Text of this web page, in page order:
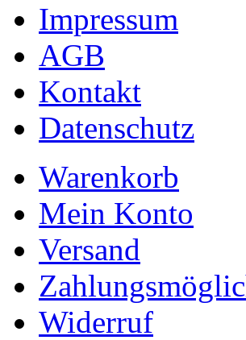
Impressum
AGB
Kontakt
Datenschutz
Warenkorb
Mein Konto
Versand
Widerruf